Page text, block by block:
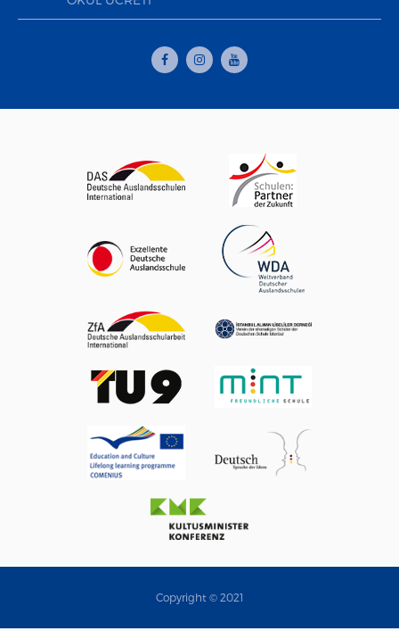
Copyright © 2021